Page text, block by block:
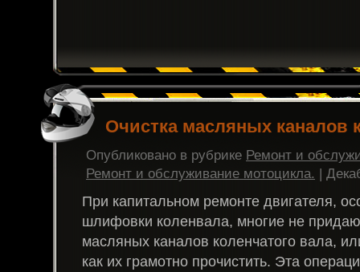
Очистка масляных каналов
Опубликовано в рубрике Ремонт и
Ремонт и обслуживание мотоцикла. |
При капитальном ремонте двигателя,
шлифовки коленвала, многие не
масляных каналов коленчатого вала,
как их грамотно прочистить. Эта